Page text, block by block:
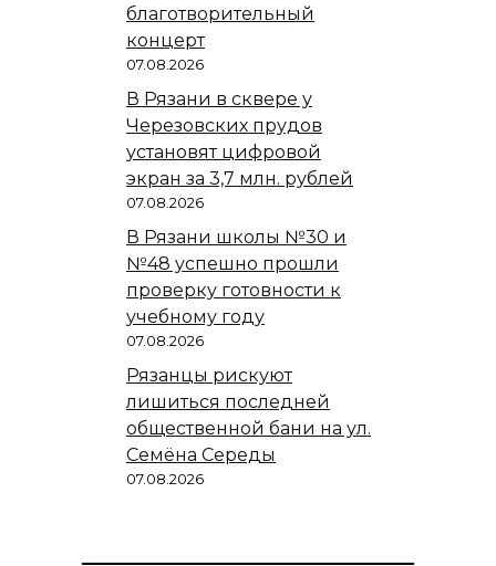
благотворительный
концерт
07.08.2026
В Рязани в сквере у
Черезовских прудов
установят цифровой
экран за 3,7 млн. рублей
07.08.2026
В Рязани школы №30 и
№48 успешно прошли
проверку готовности к
учебному году
07.08.2026
Рязанцы рискуют
лишиться последней
общественной бани на ул.
Семёна Середы
07.08.2026